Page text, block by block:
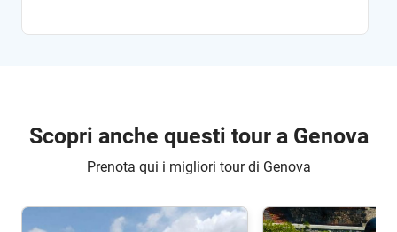
Scopri anche questi tour a Genova
Prenota qui i migliori tour di Genova